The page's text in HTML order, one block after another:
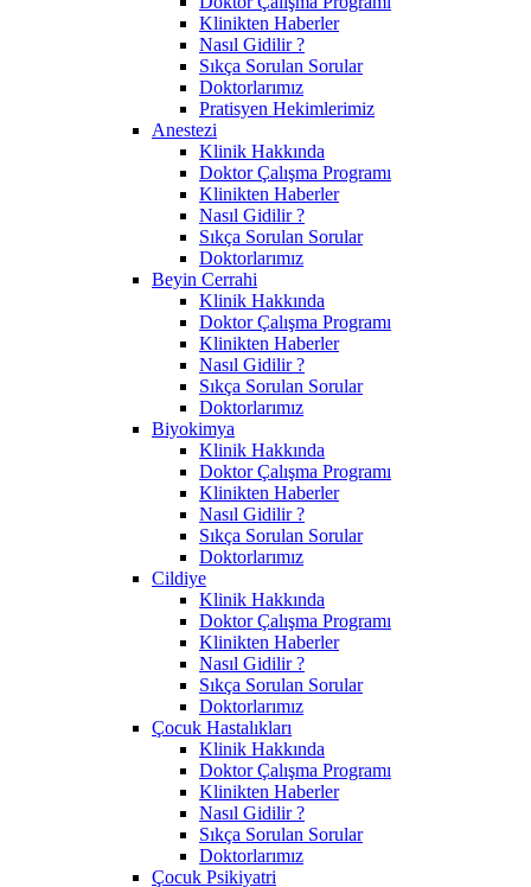
Klinikten Haberler
Nasıl Gidilir ?
Sıkça Sorulan Sorular
Doktorlarımız
Pratisyen Hekimlerimiz
Anestezi
Klinik Hakkında
Doktor Çalışma Programı
Klinikten Haberler
Nasıl Gidilir ?
Sıkça Sorulan Sorular
Doktorlarımız
Beyin Cerrahi
Klinik Hakkında
Doktor Çalışma Programı
Klinikten Haberler
Nasıl Gidilir ?
Sıkça Sorulan Sorular
Doktorlarımız
Biyokimya
Klinik Hakkında
Doktor Çalışma Programı
Klinikten Haberler
Nasıl Gidilir ?
Sıkça Sorulan Sorular
Doktorlarımız
Cildiye
Klinik Hakkında
Doktor Çalışma Programı
Klinikten Haberler
Nasıl Gidilir ?
Sıkça Sorulan Sorular
Doktorlarımız
Çocuk Hastalıkları
Klinik Hakkında
Doktor Çalışma Programı
Klinikten Haberler
Nasıl Gidilir ?
Sıkça Sorulan Sorular
Doktorlarımız
Çocuk Psikiyatri